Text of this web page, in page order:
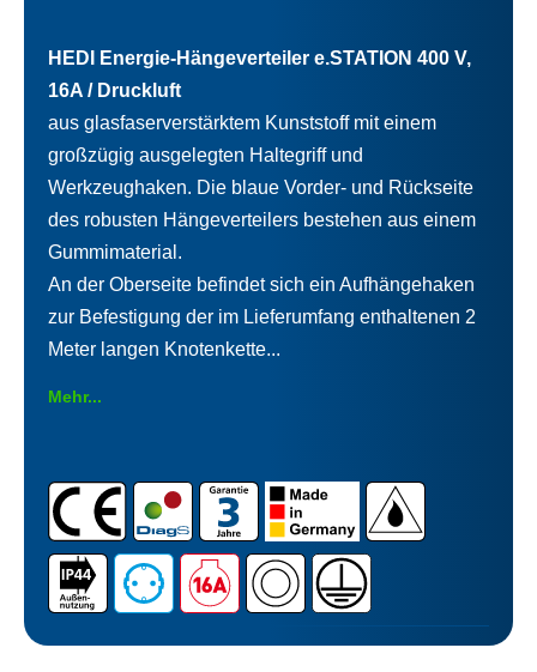
HEDI Energie-Hängeverteiler e.STATION 400 V,
16A / Druckluft
aus glasfaserverstärktem Kunststoff mit einem
großzügig ausgelegten Haltegriff und
Werkzeughaken. Die blaue Vorder- und Rückseite
des robusten Hängeverteilers bestehen aus einem
Gummimaterial.
An der Oberseite befindet sich ein Aufhängehaken
zur Befestigung der im Lieferumfang enthaltenen 2
Meter langen Knotenkette...
Mehr...